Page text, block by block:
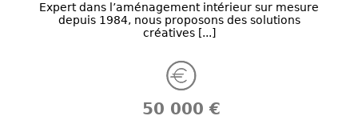
Expert dans l’aménagement intérieur sur mesure
depuis 1984, nous proposons des solutions
créatives [...]
50 000 €